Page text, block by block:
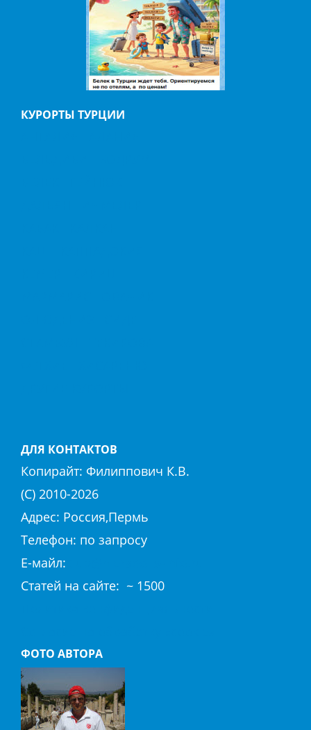
КУРОРТЫ ТУРЦИИ
ДЛЯ КОНТАКТОВ
Копирайт: Филиппович К.В.
(С) 2010-2026
Адрес: Россия,Пермь
Телефон: по запросу
E-майл:
Cтaтeй нa caйтe: ~ 1500
ФОТО АВТОРА